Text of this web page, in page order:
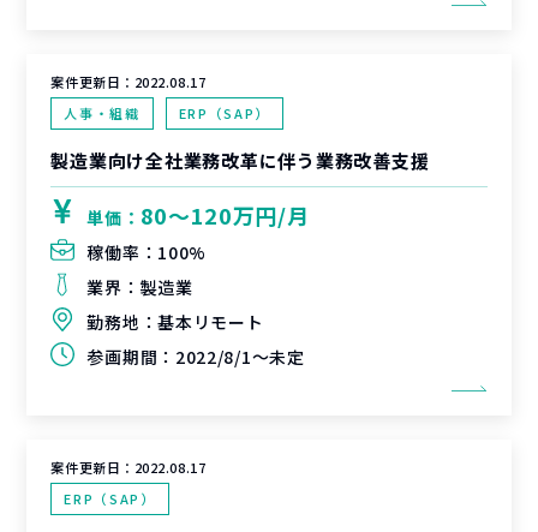
案件更新日： 2022.08.17
人事・組織
ERP（SAP）
製造業向け全社業務改革に伴う業務改善支援
単価： 80〜120万円/月
稼働率： 100%
業界： 製造業
勤務地：基本リモート
参画期間： 2022/8/1～未定
案件更新日： 2022.08.17
ERP（SAP）